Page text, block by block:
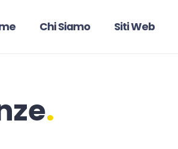
Chi Siamo Siti Web